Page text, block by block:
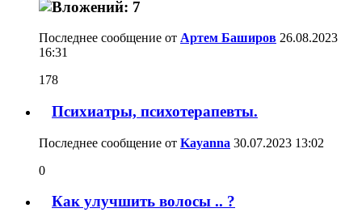
Последнее сообщение от Артем Баширов 26.08.2023
16:31
178
Психиатры, психотерапевты.
Последнее сообщение от Kayanna 30.07.2023 13:02
0
Как улучшить волосы .. ?